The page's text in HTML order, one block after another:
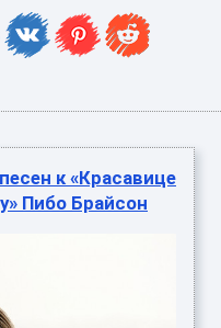
к «Красавице
Пибо Брайсон